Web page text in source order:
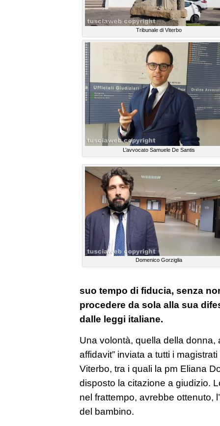
Tribunale di Viterbo
L’avvocato Samuele De Santis
Domenico Gorziglia
suo tempo di fiducia, senza
procedere da sola alla sua
dalle leggi italiane.
Una volontà, quella della donna,
affidavit” inviata a tutti i
Viterbo, tra i quali la pm Eliana
disposto la citazione a giudizio.
nel frattempo, avrebbe ottenuto,
del bambino.